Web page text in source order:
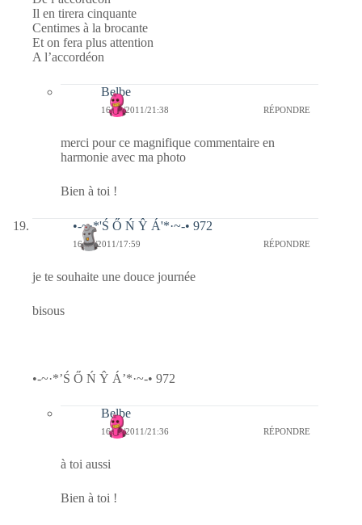
Il en tirera cinquante
Centimes à la brocante
Et on fera plus attention
A l’accordéon
Belbe
16/02/2011/21:38 RÉPONDRE
merci pour ce magnifique commentaire en
harmonie avec ma photo
Bien à toi !
•-~·*'Ś Ő Ń Ŷ Á'*·~-• 972
16/02/2011/17:59 RÉPONDRE
je te souhaite une douce journée
bisous
•-~·*’Ś Ő Ń Ŷ Á’*·~-• 972
Belbe
16/02/2011/21:36 RÉPONDRE
à toi aussi
Bien à toi !